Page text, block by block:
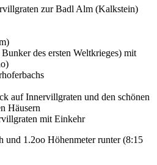
zur Badl Alm (Kalkstein)
des ersten Weltkrieges) mit
auf Innervillgraten und den schönen
Häusern
mit Einkehr
und 1.2oo Höhenmeter runter (8:15